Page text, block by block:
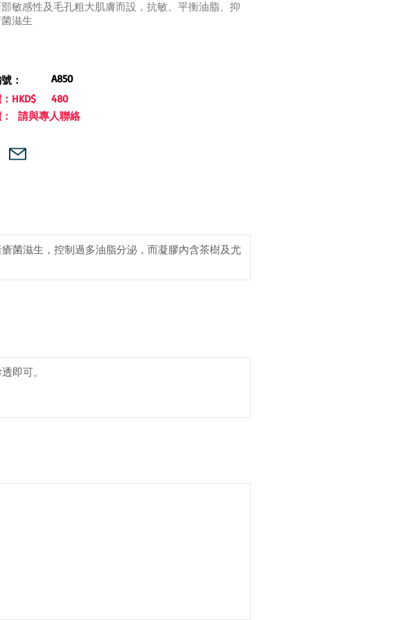
敏感性及毛孔粗大肌膚而設，抗敏、平衡油脂、抑
滋生
：
A850
HKD$
480
請與專人聯絡
菌滋生，控制過多油脂分泌，而凝膠內含茶樹及尤
即可。